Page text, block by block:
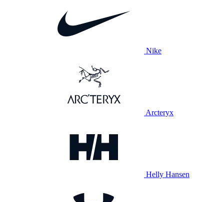
Nike
Arcteryx
Helly Hansen